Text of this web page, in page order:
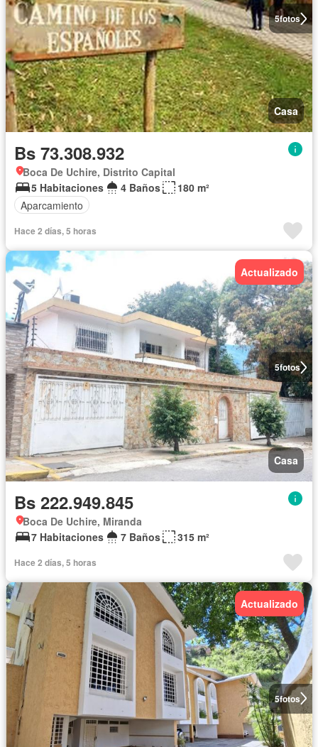
5fotos
Casa
Bs 73.308.932
Boca De Uchire, Distrito Capital
5 Habitaciones
4 Baños
180 m²
Aparcamiento
Hace 2 días, 5 horas
5fotos
Actualizado
Casa
Bs 222.949.845
Boca De Uchire, Miranda
7 Habitaciones
7 Baños 315 m²
Hace 2 días, 5 horas
5fotos
Actualizado